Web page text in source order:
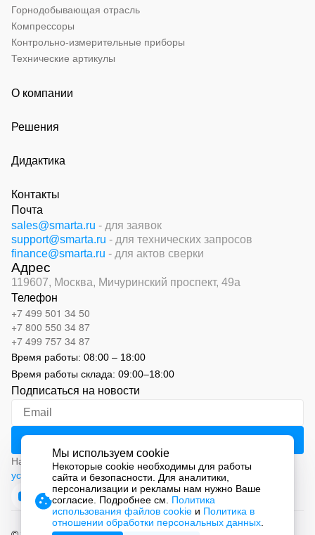
Горнодобывающая отрасль
Компрессоры
Контрольно-измерительные приборы
Технические артикулы
О компании
Решения
Дидактика
Контакты
Почта
sales@smarta.ru - для заявок
support@smarta.ru - для технических запросов
finance@smarta.ru - для актов сверки
Адрес
119607, Москва, Мичуринский проспект, 49а
Телефон
+7 499 501 34 50
+7 800 550 34 87
+7 499 757 34 87
Время работы: 08:00 – 18:00
Время работы склада: 09:00–18:00
Подписаться на новости
Нажимая на кнопку «Подписаться», вы соглашаетесь с
условиями обработки персональных данных
Мы используем cookie
Некоторые cookie необходимы для работы
сайта и безопасности. Для аналитики,
персонализации и рекламы нам нужно Ваше
согласие. Подробнее см. Политика
использования файлов cookie и Политика в
отношении обработки персональных данных